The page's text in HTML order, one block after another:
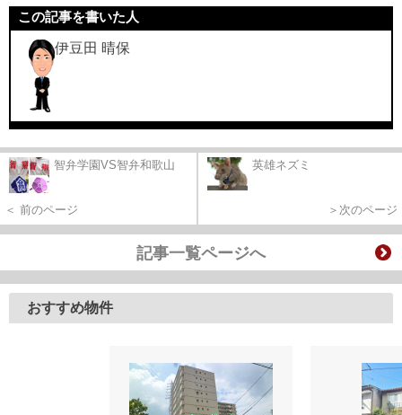
この記事を書いた人
伊豆田 晴保
智弁学園VS智弁和歌山
＜ 前のページ
英雄ネズミ
＞次のページ
記事一覧ページへ
おすすめ物件